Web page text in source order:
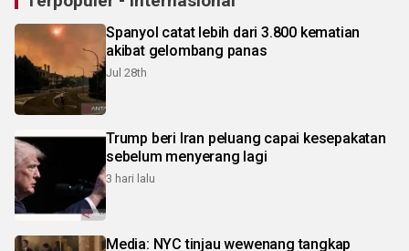
Spanyol catat lebih dari 3.800 kematian
akibat gelombang panas
Jul 28th
Trump beri Iran peluang capai kesepakatan
sebelum menyerang lagi
3 hari lalu
Media: NYC tinjau wewenang tangkap